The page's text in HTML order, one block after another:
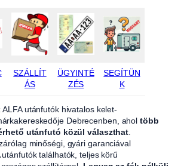
SZÁLLÍT
ÁS
ÜGYINTÉ
ZÉS
SEGÍTÜN
K
utánfutók hivatalos kelet-
Debrecenben, aholtöbb
utánfutó közül választhat
minőségi, gyári garanciával
utánfutók találhatók, teljes körű